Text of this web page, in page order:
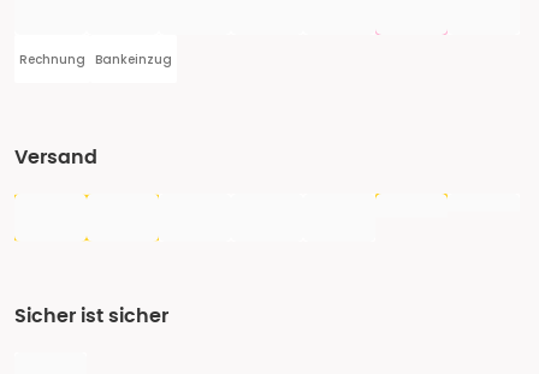
Rechnung Bankeinzug
Versand
Sicher ist sicher